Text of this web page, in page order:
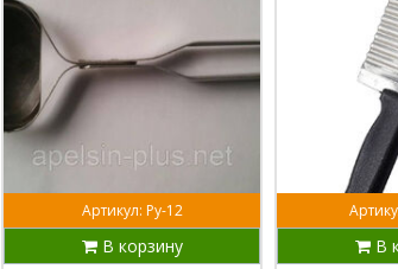
Артикул: Ру-12
В корзину
В